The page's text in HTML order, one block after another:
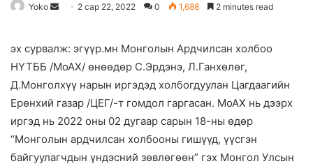
Yoko
a
n
e
m
a
i
2 сар 22, 2022 0 1,688 2 minutes read
эх сурвалж: эгүүр.мн Монголын Ардчилсан холбоо
НҮТББ /МоАХ/ өнөөдөр С.Эрдэнэ, Л.Ганхөлөг,
Д.Монголхүү нарын иргэдэд холбогдуулан Цагдаагийн
Ерөнхий газар /ЦЕГ/-т гомдол гаргасан. МоАХ нь дээрх
иргэд нь 2022 оны 02 дугаар сарын 18-ны өдөр
“Монголын ардчилсан холбооны гишүүд, үүсгэн
байгуулагчдын үндэсний зөвлөгөөн” гэх Монгол Улсын